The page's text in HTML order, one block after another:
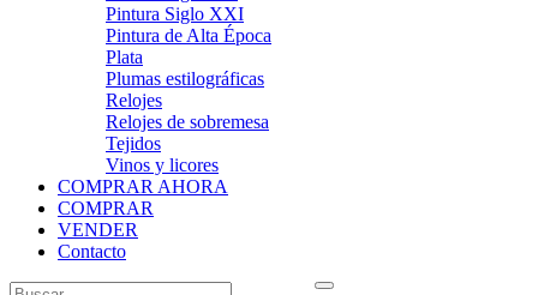
Pintura Siglo XXI
Pintura de Alta Época
Plata
Plumas estilográficas
Relojes
Relojes de sobremesa
Tejidos
Vinos y licores
COMPRAR AHORA
COMPRAR
VENDER
Contacto